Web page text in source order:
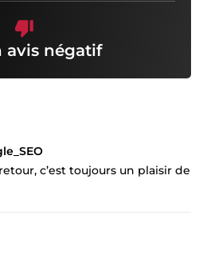
avis négatif
c’est toujours un plaisir de